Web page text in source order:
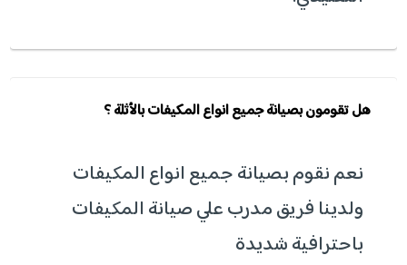
هل تقومون بصيانة جميع انواع المكيفات بالأثلة ؟
نعم نقوم بصيانة جميع انواع المكيفات
ولدينا فريق مدرب علي صيانة المكيفات
باحترافية شديدة